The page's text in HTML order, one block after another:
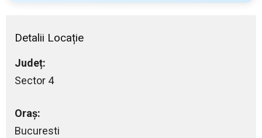
Detalii Locație
Județ:
Sector 4
Oraș:
Bucuresti